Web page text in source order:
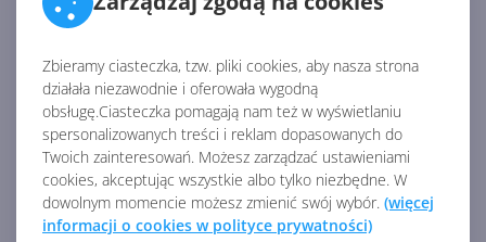
Zbieramy ciasteczka, tzw. pliki cookies, aby nasza strona
działała niezawodnie i oferowała wygodną
obsługę.Ciasteczka pomagają nam też w wyświetlaniu
spersonalizowanych treści i reklam dopasowanych do
Twoich zainteresowań. Możesz zarządzać ustawieniami
cookies, akceptując wszystkie albo tylko niezbędne. W
dowolnym momencie możesz zmienić swój wybór. (więcej
informacji o cookies w polityce prywatności)
Do30 dni
Identyfikator:45071
Kod producenta:CFQ7TTC0LHX0
Zobacz porównanie z innymi pakietami